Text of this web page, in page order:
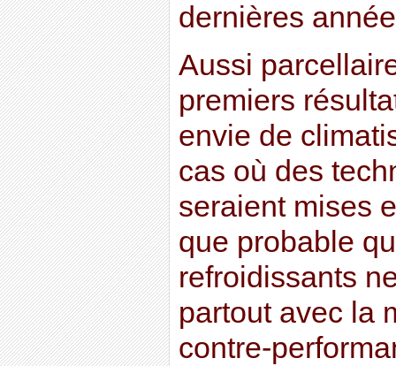
dernières
Aussi
premiers
envie de
cas où des
seraient mises
que probable
refroidissants
partout avec la
contre-